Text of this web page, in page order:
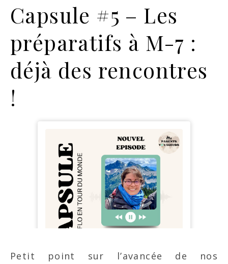
Capsule #5 – Les
préparatifs à M-7 :
déjà des rencontres
!
Petit point sur l’avancée de nos